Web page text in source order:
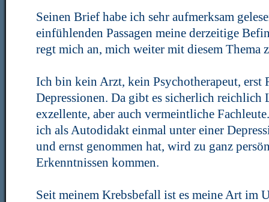
Seinen Brief habe ich sehr aufmerksam
einfühlenden Passagen meine derzeitige
regt mich an, mich weiter mit diesem Thema
Ich bin kein Arzt, kein Psychotherapeut, erst
Depressionen. Da gibt es sicherlich reichlich
exzellente, aber auch vermeintliche
ich als Autodidakt einmal unter einer
und ernst genommen hat, wird zu ganz
Erkenntnissen kommen.
Seit meinem Krebsbefall ist es meine Art im